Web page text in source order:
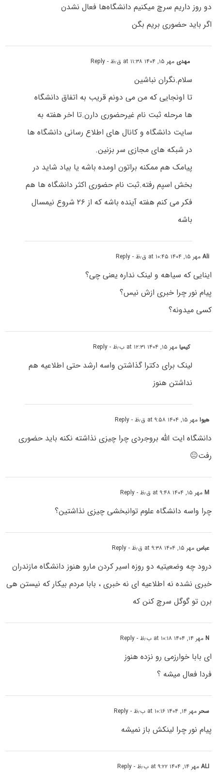
دو روز داریم سرچ میکنیم دانشگاه‌ها فعال نشدن
اگر باید حضوری بریم بگن
مهدی مهر ۱۵, ۱۴۰۴ at ۱۱:۳۸ ق٫ظ - Reply
سلام.نگران نباشین
تا اونجایی که من می دونم قریب به اتفاق دانشگاه
ها مرحله ثبت نام غیرحضوری دارن.تا اخر هفته به
سایت دانشگاه و کانال های اطلاع رسانی دانشگاه ها
در شبکه های مجازی سر بزنین.
پیامک هم ممکنه براتون اومده باشه یا بیاد شاید در
بخش اسپم رفته.ثبت نام حضوری اکثر دانشگاه ها هم
فکر می کنم هفته آینده باشه که از ۲۶ شروع نیمسال
باشه
Aliمهر ۱۵, ۱۴۰۴ at ۱۰:۴۵ ق٫ظ - Reply
اینایی که سیاهه و لینک نداره یعنی چی؟
پیام نور چرا خبری ازش نیس؟
کسی میدونه؟
کیمیامهر ۱۵, ۱۴۰۴ at ۱۲:۳۱ ب٫ظ - Reply
لینک برای دکترا گذاشتن واسه ارشد حتی اطلاعیه هم
نداشتن هنوز
هیوامهر ۱۵, ۱۴۰۴ at ۹:۵۸ ق٫ظ - Reply
دانشگاه ایت الله بروجردی چرا چیزی نذاشته نکنه باید حضوری
رفت😐
Mمهر ۱۵, ۱۴۰۴ at ۹:۴۸ ق٫ظ - Reply
چرا واسه دانشگاه علوم توانبخشی چیزی نذاشتین؟
عباس مهر ۱۵, ۱۴۰۴ at ۹:۳۸ ق٫ظ - Reply
درود چه وضعیتیه دو روزه اسیر کردن مارو هنوز دانشگاه مازندران
خبری نشده نه اطلاعیه ای نه خبری ، بابا مردم بیکار که نیستن هی
برن تو گوگل سرچ کنن که
Nمهر ۱۴, ۱۴۰۴ at ۱۰:۱۸ ب٫ظ - Reply
ای بابا خوارزمی رو نزده هنوز
فردا فعال میشه ؟
سحر مهر ۱۴, ۱۴۰۴ at ۱۰:۱۶ ب٫ظ - Reply
پیام نور چرا لینکش باز نمیشه
ALIمهر ۱۴, ۱۴۰۴ at ۹:۲۲ ب٫ظ - Reply